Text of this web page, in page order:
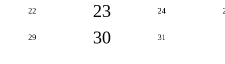
22 23 24
29 30 31